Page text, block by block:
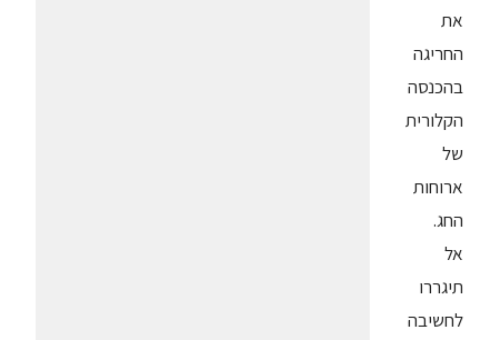
את
החריגה
בהכנסה
הקלורית
של
ארוחות
החג.
אל
תיגררו
לחשיבה